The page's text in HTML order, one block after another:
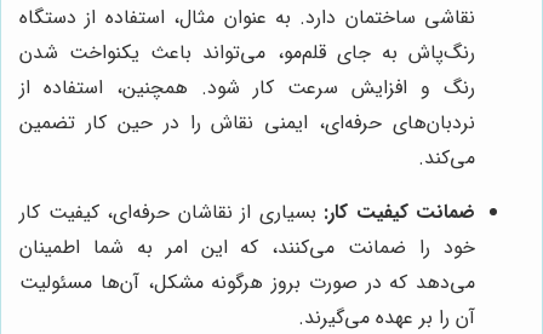
نقاشی ساختمان دارد. به عنوان مثال، استفاده از دستگاه
رنگ‌پاش به جای قلم‌مو، می‌تواند باعث یکنواخت شدن
رنگ و افزایش سرعت کار شود. همچنین، استفاده از
نردبان‌های حرفه‌ای، ایمنی نقاش را در حین کار تضمین
می‌کند.
ضمانت کیفیت کار: بسیاری از نقاشان حرفه‌ای، کیفیت کار
خود را ضمانت می‌کنند، که این امر به شما اطمینان
می‌دهد که در صورت بروز هرگونه مشکل، آن‌ها مسئولیت
آن را بر عهده می‌گیرند.